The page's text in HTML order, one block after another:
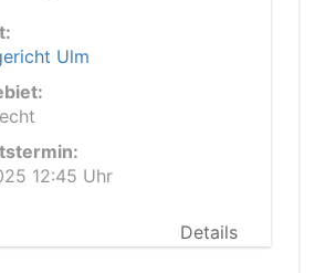
Ulm
12:45 Uhr
Details